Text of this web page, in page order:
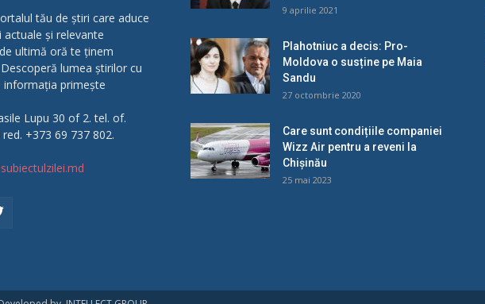
tău de știri care aduce
și relevante
ultimă oră te ținem
lumea știrilor cu
informația primește
Lupu 30 of 2. tel. of.
+373 69 737 802.
9 aprilie 2021
Plahotniuc a decis: Pro-
Moldova o susține pe Maia
Sandu
27 octombrie 2020
Care sunt condițiile companiei
Wizz Air pentru a reveni la
Chișinău
25 mai 2023